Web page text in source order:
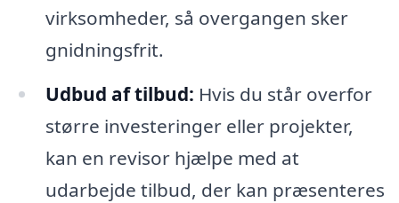
virksomheder, så overgangen sker
gnidningsfrit.
Udbud af tilbud: Hvis du står overfor
større investeringer eller projekter,
kan en revisor hjælpe med at
udarbejde tilbud, der kan præsenteres